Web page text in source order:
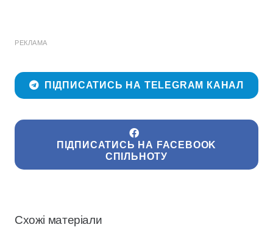
РЕКЛАМА
ПІДПИСАТИСЬ НА TELEGRAM КАНАЛ
ПІДПИСАТИСЬ НА FACEBOOK
СПІЛЬНОТУ
Схожі матеріали